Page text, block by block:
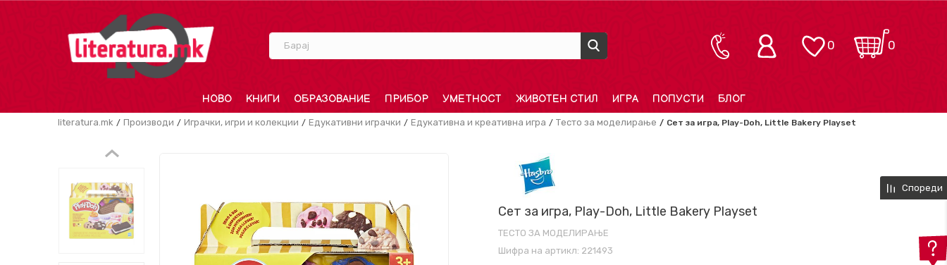
Барај 0
0
НОВО КНИГИ ОБРАЗОВАНИЕ ПРИБОР УМЕТНОСТ ЖИВОТЕН СТИЛ ИГРА ПОПУСТИ БЛОГ
literatura.mk Производи Играчки, игри и колекции Едукативни играчки Едукативна и креативна игра Тесто за моделирање Сет за игра, Play-Doh, Little Bakery Playset
Сет за игра, Play-Doh, Little Bakery Playset
ТЕСТО ЗА МОДЕЛИРАЊЕ
Шифра на артикл: 221493
Спореди